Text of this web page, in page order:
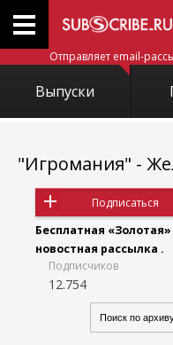
Отправляет email-
Выпуски
"Игромания" -
Подписаться
Бесплатная «Золотая»
новостная рассылка .
Подписчиков
12.754